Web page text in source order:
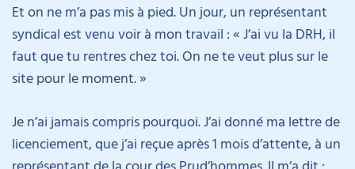
Et on ne m’a pas mis à pied. Un jour, un représentant
syndical est venu voir à mon travail : « J’ai vu la DRH, il
faut que tu rentres chez toi. On ne te veut plus sur le
site pour le moment. »
Je n’ai jamais compris pourquoi. J’ai donné ma lettre de
licenciement, que j’ai reçue après 1 mois d’attente, à un